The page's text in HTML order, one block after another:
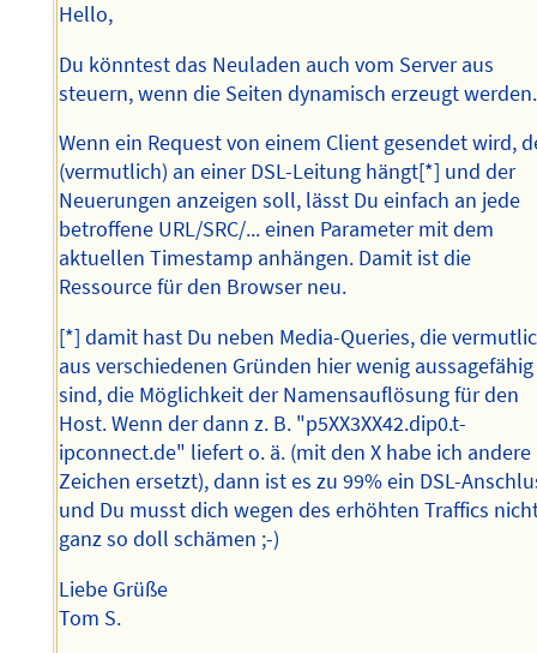
Hello,
Du könntest das Neuladen auch vom Server aus
steuern, wenn die Seiten dynamisch erzeugt werden.
Wenn ein Request von einem Client gesendet wird,
(vermutlich) an einer DSL-Leitung hängt[*] und der
Neuerungen anzeigen soll, lässt Du einfach an jede
betroffene URL/SRC/... einen Parameter mit dem
aktuellen Timestamp anhängen. Damit ist die
Ressource für den Browser neu.
[*] damit hast Du neben Media-Queries, die
aus verschiedenen Gründen hier wenig aussagefähig
sind, die Möglichkeit der Namensauflösung für den
Host. Wenn der dann z. B. "p5XX3XX42.dip0.t-
ipconnect.de" liefert o. ä. (mit den X habe ich andere
Zeichen ersetzt), dann ist es zu 99% ein DSL-
und Du musst dich wegen des erhöhten Traffics
ganz so doll schämen ;-)
Liebe Grüße
Tom S.